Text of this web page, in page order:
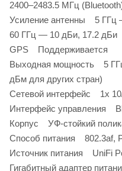
2400–2483.5 МГц
Усиление антенны 5 ГГц
60 ГГц — 10 дБи, 17.2 дБи
GPS Поддерживается
Выходная мощность 5
дБм для других стран)
Сетевой интерфейс 1х
Интерфейс управления
Корпус УФ-стойкий
Способ питания 802.3af,
Источник питания UniFi
Гигабитный адаптер